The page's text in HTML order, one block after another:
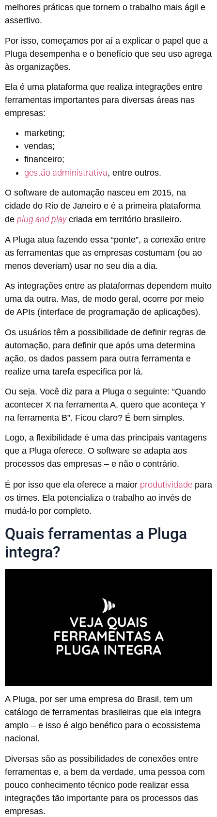
melhores práticas que tornem o trabalho mais ágil e
assertivo.
Por isso, começamos por aí a explicar o papel que a
Pluga desempenha e o benefício que seu uso agrega
às organizações.
Ela é uma plataforma que realiza integrações entre
ferramentas importantes para diversas áreas nas
empresas:
marketing;
vendas;
financeiro;
gestão administrativa, entre outros.
O software de automação nasceu em 2015, na
cidade do Rio de Janeiro e é a primeira plataforma
de plug and playcriada em território brasileiro.
A Pluga atua fazendo essa “ponte”, a conexão entre
as ferramentas que as empresas costumam (ou ao
menos deveriam) usar no seu dia a dia.
As integrações entre as plataformas dependem muito
uma da outra. Mas, de modo geral, ocorre por meio
de APIs (interface de programação de aplicações).
Os usuários têm a possibilidade de definir regras de
automação, para definir que após uma determina
ação, os dados passem para outra ferramenta e
realize uma tarefa específica por lá.
Ou seja. Você diz para a Pluga o seguinte: “Quando
acontecer X na ferramenta A, quero que aconteça Y
na ferramenta B”. Ficou claro? É bem simples.
Logo, a flexibilidade é uma das principais vantagens
que a Pluga oferece. O software se adapta aos
processos das empresas – e não o contrário.
É por isso que ela oferece a maior produtividade para
os times. Ela potencializa o trabalho ao invés de
mudá-lo por completo.
Quais ferramentas a Pluga
integra?
A Pluga, por ser uma empresa do Brasil, tem um
catálogo de ferramentas brasileiras que ela integra
amplo – e isso é algo benéfico para o ecossistema
nacional.
Diversas são as possibilidades de conexões entre
ferramentas e, a bem da verdade, uma pessoa com
pouco conhecimento técnico pode realizar essa
integrações tão importante para os processos das
empresas.